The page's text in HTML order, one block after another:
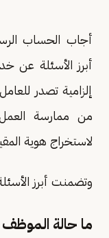
أجاب الحساب
أبرز الأسئلة عن
إلزامية تصدر
من ممارسة
لاستخراج هوية
وتضمنت أبرز
ما حالة الموظف